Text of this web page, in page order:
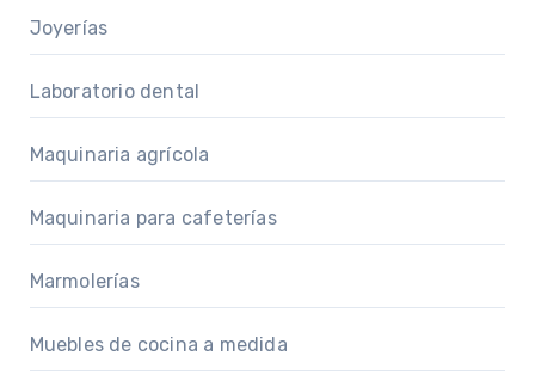
Joyerías
Laboratorio dental
Maquinaria agrícola
Maquinaria para cafeterías
Marmolerías
Muebles de cocina a medida